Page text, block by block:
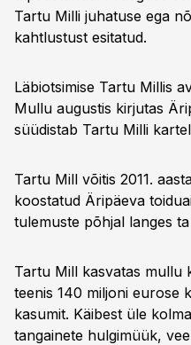
Tartu Milli juhatuse ega
kahtlustust esitatud.
Läbiotsimise Tartu Millis
Mullu augustis kirjutas
süüdistab Tartu Milli
Tartu Mill võitis 2011.
koostatud Äripäeva
tulemuste põhjal langes
Tartu Mill kasvatas mullu
teenis 140 miljoni eurose
kasumit. Käibest üle
tangainete hulgimüük,